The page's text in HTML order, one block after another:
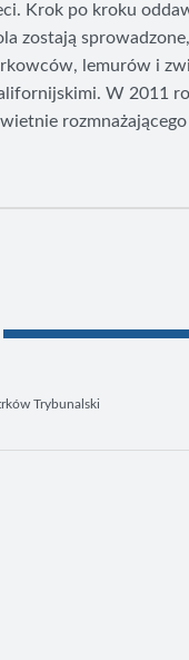
Krok po kroku
zostają
lemurów i
W 2011
Trybunalski